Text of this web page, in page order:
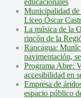
educacionales
Municipalidad de
Liceo Óscar
La música de la
rincón de la
Rancagua:
pavimentación,
Programa Abre:
accesibilidad en
Empresa de
espacio público